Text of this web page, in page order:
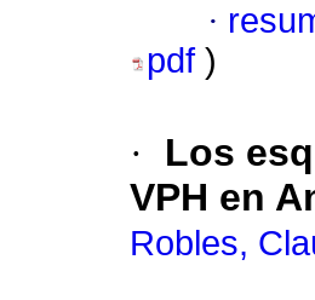
·
pdf )
·
Los
VPH en
Robles,